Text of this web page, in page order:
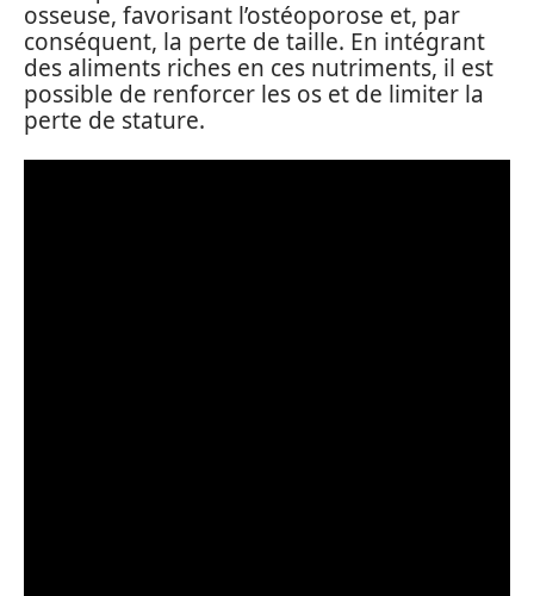
osseuse, favorisant l’ostéoporose et, par
conséquent, la perte de taille. En intégrant
des aliments riches en ces nutriments, il est
possible de renforcer les os et de limiter la
perte de stature.